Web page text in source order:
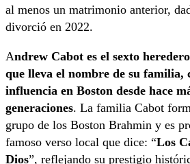
al menos un matrimonio anterior,
divorció en 2022.
Andrew Cabot es el sexto
que lleva el nombre de su familia,
influencia en Boston desde hace
generaciones. La familia Cabot
grupo de los Boston Brahmin y es
famoso verso local que dice: “Los
Dios”, reflejando su prestigio